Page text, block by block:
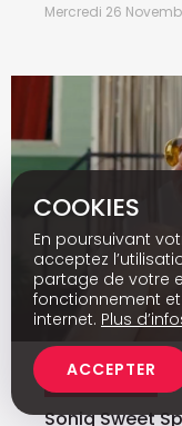
Mercredi 26
ADVERTORIAL
Soniq Sweet
COOKIES
En poursuivant
acceptez
partage de votre
fonctionnement
internet. Plus
ACCEPTER